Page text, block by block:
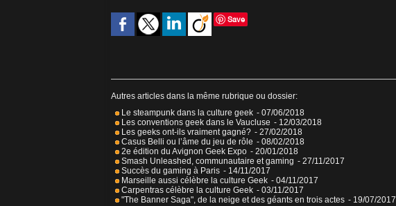
Save
Autres articles dans la même rubrique ou dossier:
Le steampunk dans la culture geek - 07/06/2018
Les conventions geek dans le Vaucluse - 12/03/2018
Les geeks ont-ils vraiment gagné? - 27/02/2018
Casus Belli ou l’âme du jeu de rôle - 08/02/2018
2e édition du Avignon Geek Expo - 20/01/2018
Smash Unleashed, communautaire et gaming - 27/11/2017
Succès du gaming à Paris - 14/11/2017
Marseille aussi célèbre la culture Geek - 04/11/2017
Carpentras célèbre la culture Geek - 03/11/2017
"The Banner Saga", de la neige et des géants en trois actes - 19/07/2017